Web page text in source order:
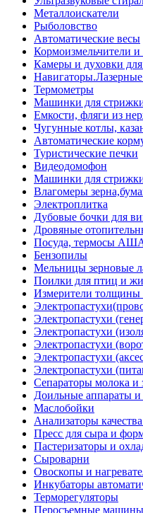
Металлоискатели
Рыболовство
Автоматические весы
Кормоизмельчители и
Камеры и духовки
Термометры
Машинки для
Емкости, фляги из
Чугунные котлы,
Автоматические
Туристические печки
Видеодомофон
Машинки для
Влагомеры
Электроплитка
Дубовые бочки для
Дровяные
Посуда, термосы
Бензопилы
Мельницы зерновые
Поилки для птиц и
Измерители толщины
Электропастухи
Электропастухи
Электропастухи
Электропастухи
Электропастухи
Сепараторы молока и
Доильные аппараты и
Маслобойки
Анализаторы
Пресс для сыра и
Пастеризаторы и
Сыроварни
Овоскопы и
Инкубаторы
Терморегуляторы
Перосъемные